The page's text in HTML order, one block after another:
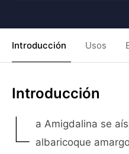
Introducción Usos
Introducción
L a Amigdalina se
albaricoque